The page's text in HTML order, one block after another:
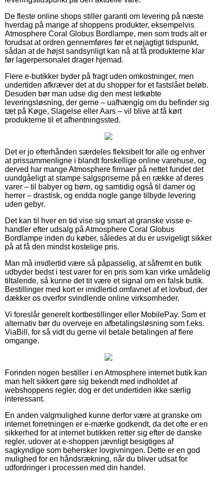
De fleste online shops stiller garanti om levering på næste
hverdag på mange af shoppens produkter, eksempelvis
Atmosphere Coral Globus Bordlampe, men som trods alt er
forudsat at ordren gennemføres før et nøjagtigt tidspunkt,
sådan at de højst sandsynligt kan nå at få produkterne klar
før lagerpersonalet drager hjemad.
Flere e-butikker byder på fragt uden omkostninger, men
undertiden afkræver det at du shopper for et fastslået beløb.
Desuden bør man udse dig den mest letkøbte
leveringsløsning, der gerne – uafhængig om du befinder sig
tæt på Køge, Slagelse eller Aars – vil blive at få kørt
produkterne til et afhentningssted.
Det er jo efterhånden særdeles fleksibelt for alle og enhver
at prissammenligne i blandt forskellige online varehuse, og
derved har mange Atmosphere firmaer på nettet fundet det
uundgåeligt at stampe salgspriserne på en række af deres
varer – til babyer og børn, og samtidig også til damer og
herrer – drastisk, og endda nogle gange tilbyde levering
uden gebyr.
Det kan til hver en tid vise sig smart at granske visse e-
handler efter udsalg på Atmosphere Coral Globus
Bordlampe inden du køber, således at du er usvigeligt sikker
på at få den mindst kostelige pris.
Man må imidlertid være så påpasselig, at såfremt en butik
udbyder bedst i test varer for en pris som kan virke umådelig
tiltalende, så kunne det tit være et signal om en falsk butik.
Bestillinger med kort er imidlertid omfavnet af et lovbud, der
dækker os overfor svindlende online virksomheder.
Vi foreslår generelt kortbestillinger eller MobilePay. Som et
alternativ bør du overveje en afbetalingsløsning som f.eks.
ViaBill, for så vidt du gerne vil betale betalingen af flere
omgange.
Forinden nogen bestiller i en Atmosphere internet butik kan
man helt sikkert gøre sig bekendt med indholdet af
webshoppens regler, dog er det undertiden ikke særlig
interessant.
En anden valgmulighed kunne derfor være at granske om
internet forretningen er e-mærke godkendt, da det ofte er en
sikkerhed for at internet butikken retter sig efter de danske
regler, udover at e-shoppen jævnligt besigtiges af
sagkyndige som behersker lovgivningen. Dette er en god
mulighed for en håndsrækning, når du bliver udsat for
udfordringer i processen med din handel.